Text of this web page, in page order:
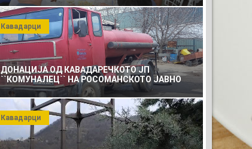
ДОНАЦИЈА ОД КАВАДАРЕЧКОТО ЈП
``КОМУНАЛЕЦ`` НА РОСОМАНСКОТО ЈАВНО
ПРЕТПРИЈАТИЕ ЗА КОМУНАЛНО УСЛУГИ
Кавадарци
Кавадарци